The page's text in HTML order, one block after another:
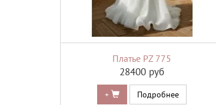
Платье PZ 775
28400 руб
+ Подробнее